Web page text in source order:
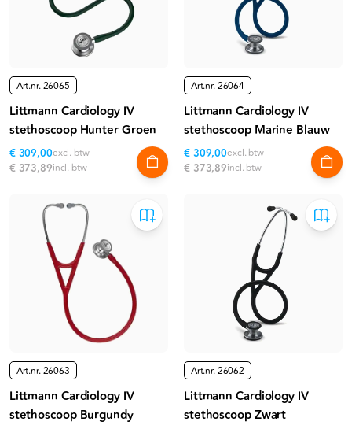
Art.nr.26065
Littmann Cardiology IV
stethoscoop Hunter Groen
€ 309,00excl. btw
€ 373,89incl. btw
Art.nr.26064
Littmann Cardiology IV
stethoscoop Marine Blauw
€ 309,00excl. btw
€ 373,89incl. btw
Art.nr.26063
Littmann Cardiology IV
stethoscoop Burgundy
Art.nr.26062
Littmann Cardiology IV
stethoscoop Zwart